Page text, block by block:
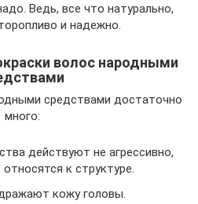
Ведь, все что натурально,
и надежно.
волос народными
средствами достаточно
много:
действуют не агрессивно,
к структуре.
кожу головы.